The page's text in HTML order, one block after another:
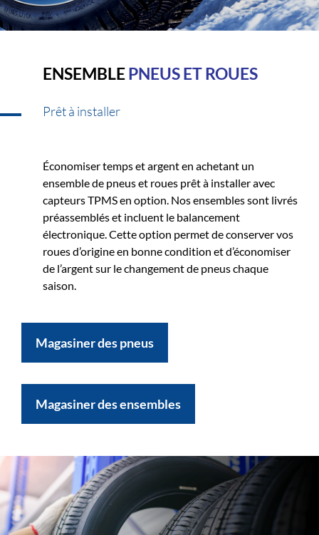
ENSEMBLEPNEUS ET ROUES
Prêt à installer
Économiser temps et argent en achetant un
ensemble de pneus et roues prêt à installer avec
capteurs TPMS en option. Nos ensembles sont livrés
préassemblés et incluent le balancement
électronique. Cette option permet de conserver vos
roues d’origine en bonne condition et d’économiser
de l’argent sur le changement de pneus chaque
saison.
Magasiner des pneus
Magasiner des ensembles